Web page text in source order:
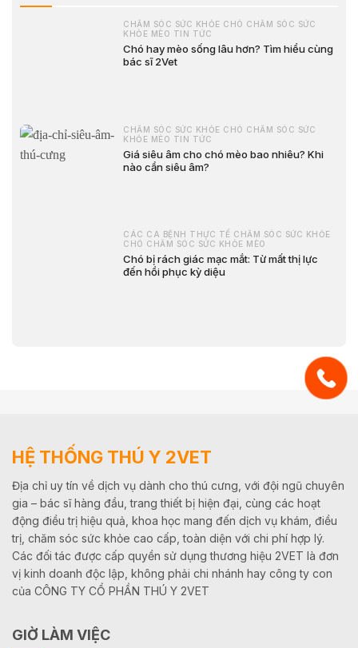
CHĂM SÓC SỨC KHỎE CHÓ CHĂM SÓC SỨC
KHỎE MÈO TIN TỨC
Chó hay mèo sống lâu hơn? Tìm hiểu cùng
bác sĩ 2Vet
CHĂM SÓC SỨC KHỎE CHÓ CHĂM SÓC SỨC
KHỎE MÈO TIN TỨC
Giá siêu âm cho chó mèo bao nhiêu? Khi
nào cần siêu âm?
CÁC CA BỆNH THỰC TẾ CHĂM SÓC SỨC KHỎE
CHÓ CHĂM SÓC SỨC KHỎE MÈO
Chó bị rách giác mạc mắt: Từ mất thị lực
đến hồi phục kỳ diệu
HỆ THỐNG THÚ Y 2VET
Địa chỉ uy tín về dịch vụ dành cho thú cưng, với đội ngũ chuyên
gia – bác sĩ hàng đầu, trang thiết bị hiện đại, cùng các hoạt
động điều trị hiệu quả, khoa học mang đến dịch vụ khám, điều
trị, chăm sóc sức khỏe cao cấp, toàn diện với chi phí hợp lý.
Các đối tác được cấp quyền sử dụng thương hiệu 2VET là đơn
vị kinh doanh độc lập, không phải chi nhánh hay công ty con
của CÔNG TY CỔ PHẦN THÚ Y 2VET
GIỜ LÀM VIỆC